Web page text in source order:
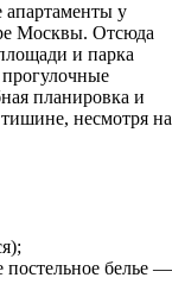
у
Москвы. Отсюда
и парка
планировка и
несмотря на
постельное белье —